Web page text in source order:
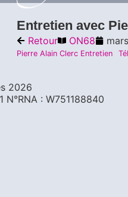
Entretien avec
Retour ON68
Pierre Alain Clerc Entretien
2026
N°RNA : W751188840